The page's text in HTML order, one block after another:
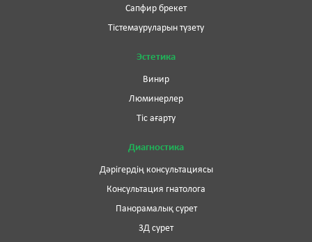
Сапфир брекет
Тістемауруларын түзету
Эстетика
Винир
Люминерлер
Тіс ағарту
Диагностика
Дәрігердің консультациясы
Консультация гнатолога
Панорамалық сурет
3Д сурет